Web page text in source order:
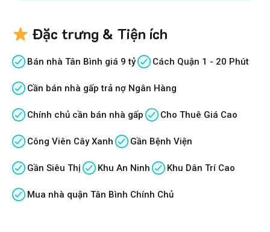
Đặc trưng & Tiện ích
Bán nhà Tân Bình giá 9 tỷ Cách Quận 1 - 20 Phút
Cần bán nhà gấp trả nợ Ngân Hàng
Chính chủ cần bán nhà gấp Cho Thuê Giá Cao
Công Viên Cây Xanh Gần Bệnh Viện
Gần Siêu Thị Khu An Ninh Khu Dân Trí Cao
Mua nhà quận Tân Bình Chính Chủ